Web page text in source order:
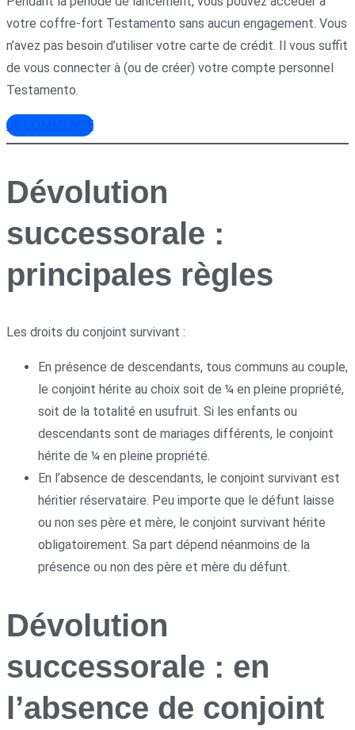
votre coffre-fort Testamento sans aucun engagement. Vous
n’avez pas besoin d’utiliser votre carte de crédit. Il vous suffit
de vous connecter à (ou de créer) votre compte personnel
Testamento.
JE COMMENCE
Dévolution
successorale :
principales règles
Les droits du conjoint survivant :
En présence de descendants, tous communs au couple,
le conjoint hérite au choix soit de ¼ en pleine propriété,
soit de la totalité en usufruit. Si les enfants ou
descendants sont de mariages différents, le conjoint
hérite de ¼ en pleine propriété.
En l’absence de descendants, le conjoint survivant est
héritier réservataire. Peu importe que le défunt laisse
ou non ses père et mère, le conjoint survivant hérite
obligatoirement. Sa part dépend néanmoins de la
présence ou non des père et mère du défunt.
Dévolution
successorale : en
l’absence de conjoint